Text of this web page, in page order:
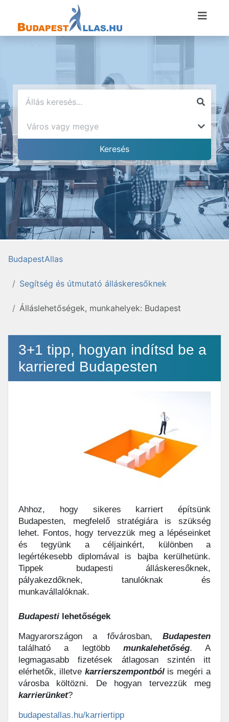
BudapestAllas
Segítség és útmutató álláskeresőknek
Álláslehetőségek, munkahelyek: Budapest
3+1 tipp, hogyan indítsd be a
karriered Budapesten
Ahhoz, hogy sikeres karriert építsünk
Budapesten, megfelelő stratégiára is szükség
lehet. Fontos, hogy tervezzük meg a lépéseinket
és tegyünk a céljainkért, különben a
legértékesebb diplomával is bajba kerülhetünk.
Tippek budapesti álláskeresőknek,
pályakezdőknek, tanulóknak és
munkavállalóknak.
Budapesti lehetőségek
Magyarországon a fővárosban, Budapesten
található a legtöbb munkalehetőség. A
legmagasabb fizetések átlagosan szintén itt
elérhetők, illetve karrierszempontbólis megéri a
városba költözni. De hogyan tervezzük meg
karrierünket?
budapestallas.hu/karriertipp